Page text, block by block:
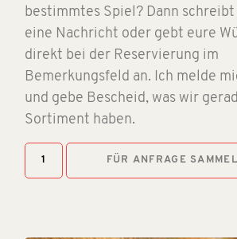
bestimmtes Spiel? Dann
eine Nachricht oder gebt eure
direkt bei der Reservierung im
Bemerkungsfeld an. Ich melde
und gebe Bescheid, was wir
Sortiment haben.
FÜR ANFRAGE